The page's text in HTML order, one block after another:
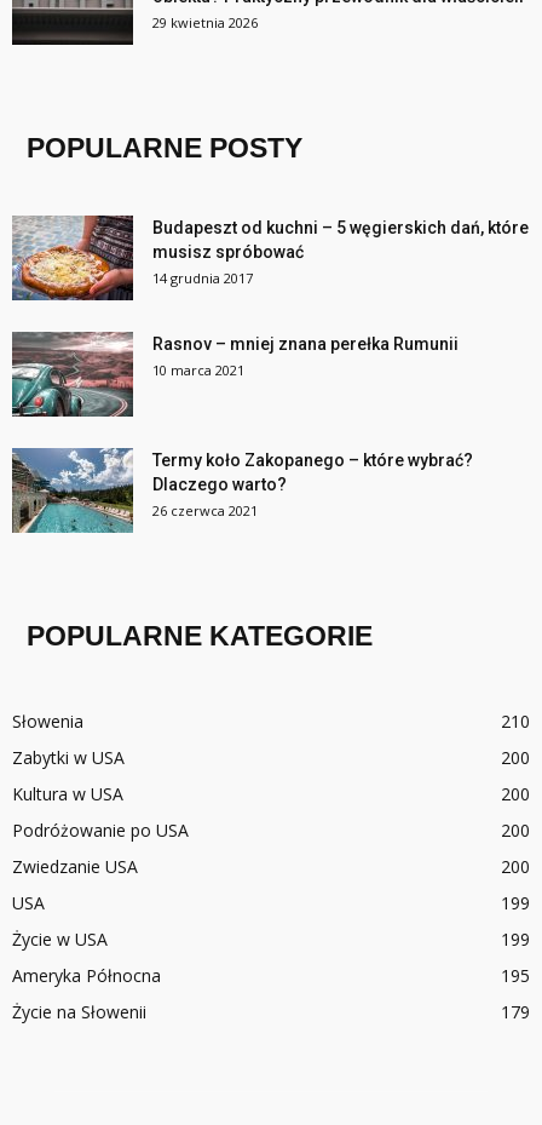
29 kwietnia 2026
POPULARNE POSTY
Budapeszt od kuchni – 5 węgierskich dań, które
musisz spróbować
14 grudnia 2017
Rasnov – mniej znana perełka Rumunii
10 marca 2021
Termy koło Zakopanego – które wybrać?
Dlaczego warto?
26 czerwca 2021
POPULARNE KATEGORIE
Słowenia
210
Zabytki w USA
200
Kultura w USA
200
Podróżowanie po USA
200
Zwiedzanie USA
200
USA
199
Życie w USA
199
Ameryka Północna
195
Życie na Słowenii
179